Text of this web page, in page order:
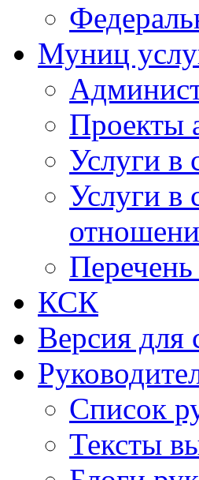
Муниц
Проекты
Услуги в
Услуги в
КСК
Версия для
Список
Тексты